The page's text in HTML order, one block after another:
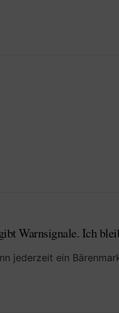
Warnsignale. Ich
jederzeit ein